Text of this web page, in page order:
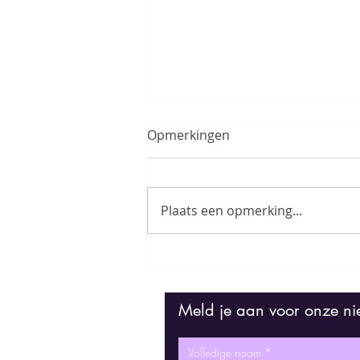
Vlaanderen Cultuurprijs
Opmerkingen
Plaats een opmerking...
Meld je aan voor onze